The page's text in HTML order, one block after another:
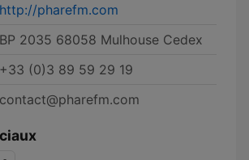
http://pharefm.com
BP 2035 68058 Mulhouse Cedex
+33 (0)3 89 59 29 19
contact@pharefm.com